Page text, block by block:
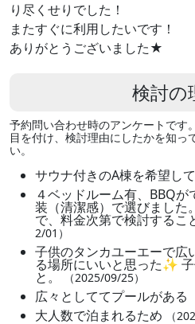
り尽くせりでした！
またすぐに利用したいです！
ありがとうございました★
検討の
予約問い合わせ時のアンケートです
目を付け、検討理由にしたかを知っ
い。
サウナ付きのA棟を希望し
４ベッドルーム有、BBQ
装（清潔感）で選びました
で、料金次第で検討するこ
2/01）
子供のタンカユーエーで広
る場所にいいと思った✨️
と。 （2025/09/25）
広々としててプールがある
大人数で泊まれるため （